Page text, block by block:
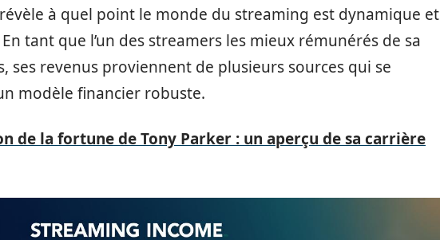
à quel point le monde du streaming est dynamique et
tant que l’un des streamers les mieux rémunérés de sa
ses revenus proviennent de plusieurs sources qui se
modèle financier robuste.
de la fortune de Tony Parker : un aperçu de sa carrière